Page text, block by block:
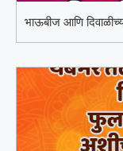
भाऊबीज आणि